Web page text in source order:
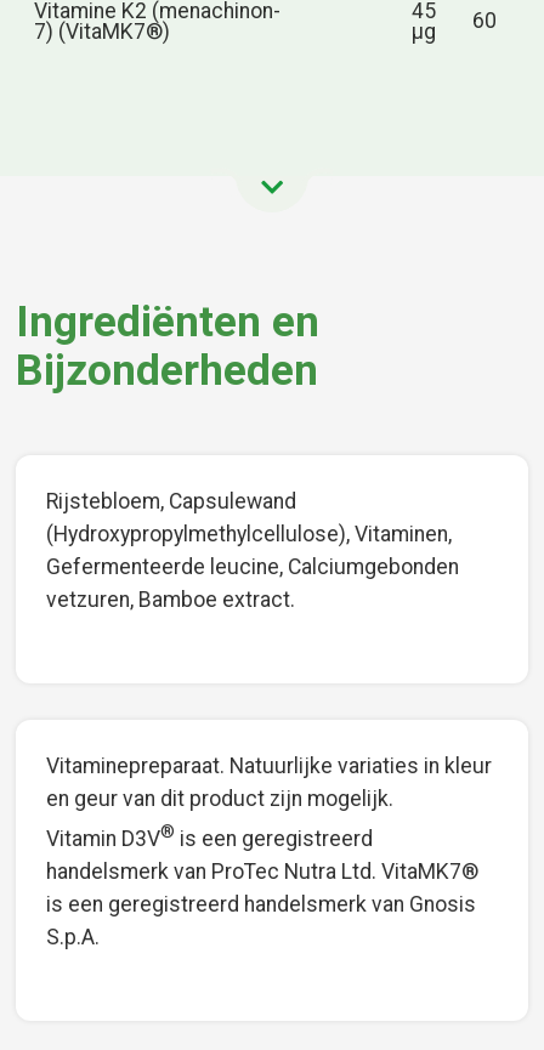
Vitamine K2 (menachinon-
7) (VitaMK7®)
45
µg
60
Ingrediënten en
Bijzonderheden
Rijstebloem, Capsulewand
(Hydroxypropylmethylcellulose), Vitaminen,
Gefermenteerde leucine, Calciumgebonden
vetzuren, Bamboe extract.
Vitaminepreparaat. Natuurlijke variaties in kleur
en geur van dit product zijn mogelijk.
Vitamin D3V® is een geregistreerd
handelsmerk van ProTec Nutra Ltd. VitaMK7®
is een geregistreerd handelsmerk van Gnosis
S.p.A.